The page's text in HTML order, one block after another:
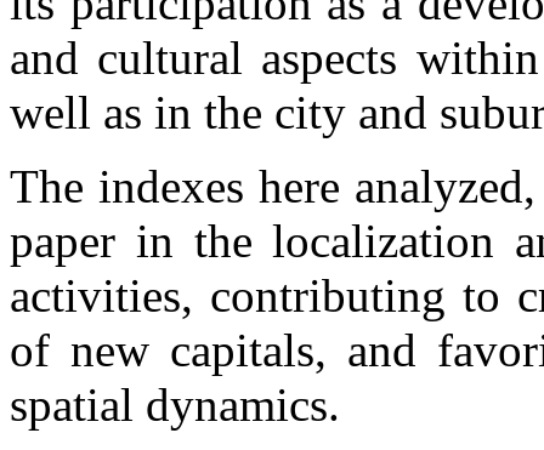
and cultural aspects
well as in the city and
The indexes here
paper in the localization
activities, contributing to
of new capitals, and
spatial dynamics.